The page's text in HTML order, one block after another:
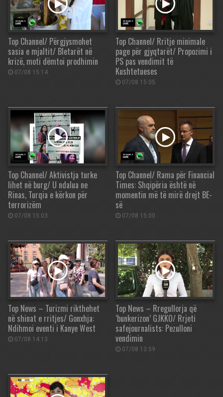
Top Channel/ Përgjysmohet
sasia e mjaltit/ Bletarët në
krizë, moti dëmtoi prodhimin
07/08 15:14
Top Channel/ Rritje minimale
page për gjyqtarët/ Propozimi i
PS pas vendimit të
Kushtetueses
07/08 15:05
Top Channel/ Aktivistja turke
lihet në burg/ U ndalua ne
Rinas, Turqia e kërkon për
terrorizëm
07/08 15:03
Top Channel/ Rama për Financial
Times: Shqipëria është në
momentin më të mirë drejt BE-
së
07/08 15:00
Top News – Turizmi rikthehet
në shinat e rritjes/ Gonxhja:
Ndihmoi eventi i Kanye West
07/08 14:13
Top News – Rregullorja që
‘bunkerizon’ GJKKO/ Rrjeti
safejournalists: Pezulloni
vendimin
07/08 13:59